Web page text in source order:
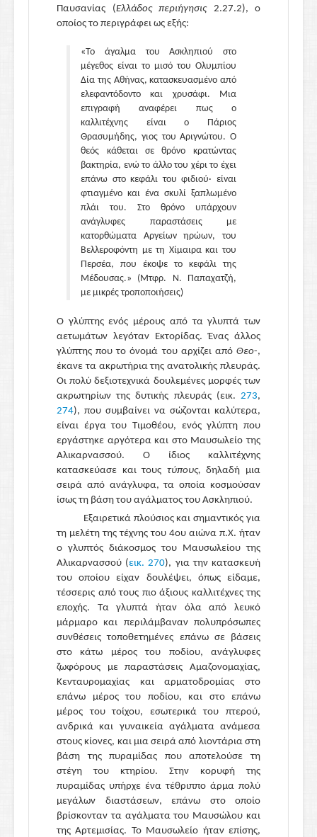
Παυσανίας (Ελλάδος περιήγησις2.27.2), ο
οποίος το περιγράφει ως εξής:
«Το άγαλμα του Ασκληπιού στο
μέγεθος είναι το μισό του Ολυμπίου
Δία της Αθήνας, κατασκευασμένο από
ελεφαντόδοντο και χρυσάφι. Μια
επιγραφή αναφέρει πως ο
καλλιτέχνης είναι ο Πάριος
Θρασυμήδης, γιος του Αριγνώτου. Ο
θεός κάθεται σε θρόνο κρατώντας
βακτηρία, ενώ το άλλο του χέρι το έχει
επάνω στο κεφάλι του φιδιού· είναι
φτιαγμένο και ένα σκυλί ξαπλωμένο
πλάι του. Στο θρόνο υπάρχουν
ανάγλυφες παραστάσεις με
κατορθώματα Αργείων ηρώων, του
Βελλεροφόντη με τη Χίμαιρα και του
Περσέα, που έκοψε το κεφάλι της
Μέδουσας.» (Μτφρ. Ν. Παπαχατζή,
με μικρές τροποποιήσεις)
Ο γλύπτης ενός μέρους από τα γλυπτά των
αετωμάτων λεγόταν Εκτορίδας. Ένας άλλος
γλύπτης που το όνομά του αρχίζει από Θεο-,
έκανε τα ακρωτήρια της ανατολικής πλευράς.
Οι πολύ δεξιοτεχνικά δουλεμένες μορφές των
ακρωτηρίων της δυτικής πλευράς (εικ. 273,
274), που συμβαίνει να σώζονται καλύτερα,
είναι έργα του Τιμοθέου, ενός γλύπτη που
εργάστηκε αργότερα και στο Μαυσωλείο της
Αλικαρνασσού. Ο ίδιος καλλιτέχνης
κατασκεύασε και τους τύπους, δηλαδή μια
σειρά από ανάγλυφα, τα οποία κοσμούσαν
ίσως τη βάση του αγάλματος του Ασκληπιού.
Εξαιρετικά πλούσιος και σημαντικός για
τη μελέτη της τέχνης του 4ου αιώνα π.Χ. ήταν
ο γλυπτός διάκοσμος του Μαυσωλείου της
Αλικαρνασσού (εικ. 270), για την κατασκευή
του οποίου είχαν δουλέψει, όπως είδαμε,
τέσσερις από τους πιο άξιους καλλιτέχνες της
εποχής. Τα γλυπτά ήταν όλα από λευκό
μάρμαρο και περιλάμβαναν πολυπρόσωπες
συνθέσεις τοποθετημένες επάνω σε βάσεις
στο κάτω μέρος του ποδίου, ανάγλυφες
ζωφόρους με παραστάσεις Αμαζονομαχίας,
Κενταυρομαχίας και αρματοδρομίας στο
επάνω μέρος του ποδίου, και στο επάνω
μέρος του τοίχου, εσωτερικά του πτερού,
ανδρικά και γυναικεία αγάλματα ανάμεσα
στους κίονες, και μια σειρά από λιοντάρια στη
βάση της πυραμίδας που αποτελούσε τη
στέγη του κτηρίου. Στην κορυφή της
πυραμίδας υπήρχε ένα τέθριππο άρμα πολύ
μεγάλων διαστάσεων, επάνω στο οποίο
βρίσκονταν τα αγάλματα του Μαυσώλου και
της Αρτεμισίας. Το Μαυσωλείο ήταν επίσης,